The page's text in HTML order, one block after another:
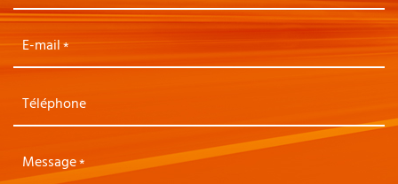
E-mail
Téléphone
Message